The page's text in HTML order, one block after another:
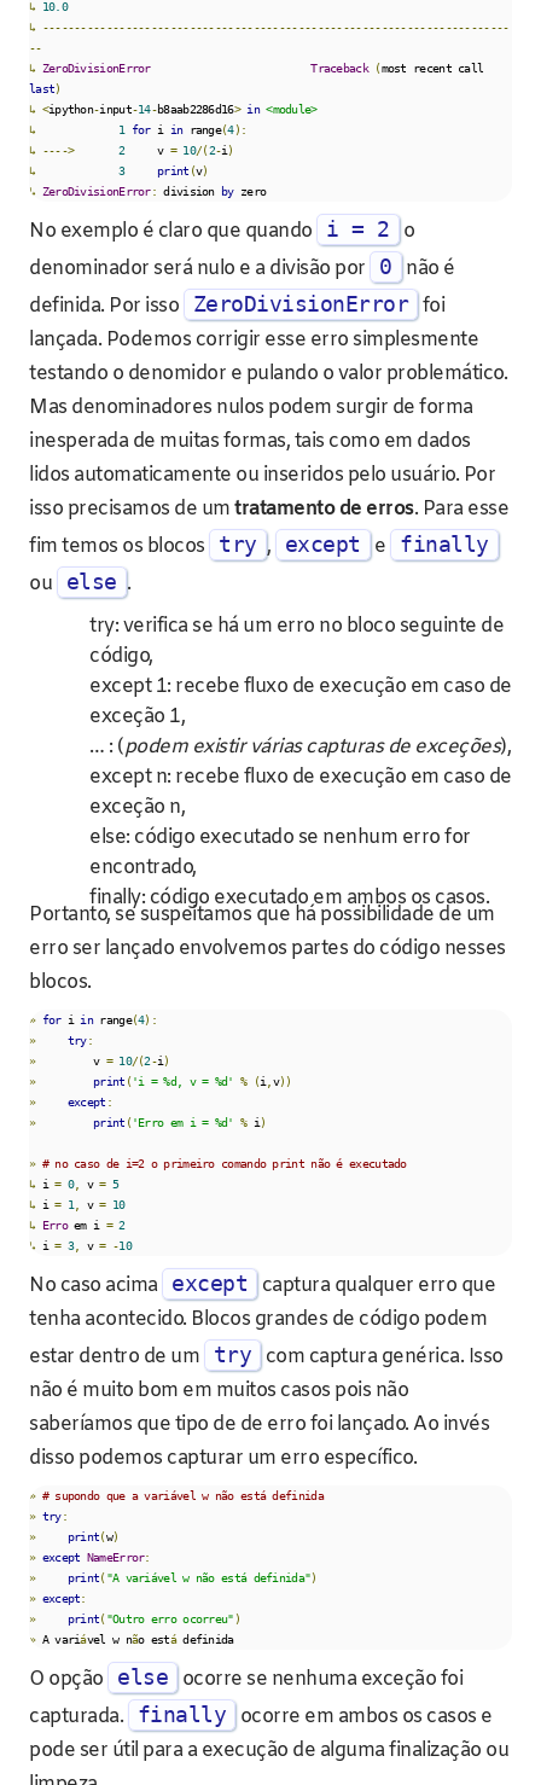
↳ 10.0
↳ -------------------------------------------------------------------------
--
↳ ZeroDivisionError Traceback (
last)
↳ <ipython-input-14-b8aab2286d16> in <module>
↳
1 for i in range(4):
↳ ----> 2
     v
= 10/(2-i )
↳
3 print (v)
↳ ZeroDivisionError: division by zero
No exemplo é claro que quando i = 2
o
denominador será nulo e a divisão por
0
não é
definida. Por isso
ZeroDivisionError foi
lançada. Podemos corrigir esse erro simplesmente
testando o denomidor e pulando o valor problemático.
Mas denominadores nulos podem surgir de forma
inesperada de muitas formas, tais como em dados
lidos automaticamente ou inseridos pelo usuário. Por
isso precisamos de umtratamento de erros. Para esse
fim temos os blocos
try , except e finally
ou else .
try: verifica se há um erro no bloco seguinte de
código,
except 1: recebe fluxo de execução em caso de
exceção 1,
… : (podem existir várias capturas de exceções),
except n: recebe fluxo de execução em caso de
exceção n,
else: código executado se nenhum erro for
encontrado,
finally: código executado em ambos os casos.
Portanto, se suspeitamos que há possibilidade de um
erro ser lançado envolvemos partes do código nesses
blocos.
» for i in range(4):
»
try:
»
         v
= 10/(2-i )
»
print ('i = %d, v = %d' % (i v))
»
except :
»
print ('Erro em i = %d' % i )
» # no caso de i=2 o primeiro comando print não é executado
↳ i = 0, v = 5
↳ i = 1 v = 10
↳ Erro em i = 2
↳ i = 3, v = -10
No caso acima except
captura qualquer erro que
tenha acontecido. Blocos grandes de código podem
estar dentro de um
try
com captura genérica. Isso
não é muito bom em muitos casos pois não
saberíamos que tipo de de erro foi lançado. Ao invés
disso podemos capturar um erro específico.
» # supondo que a variável w não está definida
» try:
»
print(w)
» except NameError:
»
print("A variável w não está definida")
» except:
»
print("Outro erro ocorreu" )
» A variável w não está definida
O opção else
ocorre se nenhuma exceção foi
capturada.
finally
ocorre em ambos os casos e
pode ser útil para a execução de alguma finalização ou